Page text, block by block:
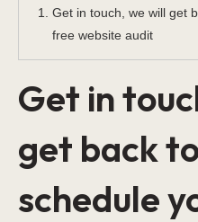
Get in touch, we will get
free website audit
Get in
get back
schedule